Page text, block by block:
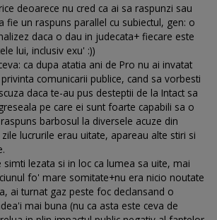
deoarece nu cred ca ai sa raspunzi sau
fie un raspuns parallel cu subiectul, gen: o
daca o dau in judecata+ fiecare este
lui, inclusiv exu' :))
ca dupa atatia ani de Pro nu ai invatat
comunicarii publice, cand sa vorbesti
daca te-au pus desteptii de la Intact sa
pe care ei sunt foarte capabili sa o
barbosul la diversele acuze din
lucrurile erau uitate, apareau alte stiri si
simti lezata si in loc ca lumea sa uite, mai
fo' mare somitate+nu era nicio noutate
ai turnat gaz peste foc declansand o
mai buna (nu ca asta este ceva de